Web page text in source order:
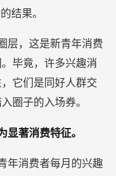
结果。
层，这是新青年消费
毕竟，许多兴趣消
它们是同好人群交
圈子的入场券。
显著消费特征。
年消费者每月的兴趣